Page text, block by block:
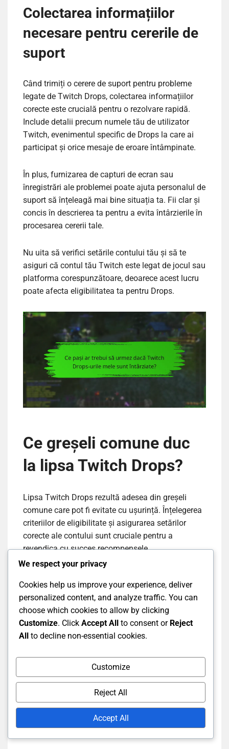
Colectarea informațiilor
necesare pentru cererile de
suport
Când trimiți o cerere de suport pentru probleme
legate de Twitch Drops, colectarea informațiilor
corecte este crucială pentru o rezolvare rapidă.
Include detalii precum numele tău de utilizator
Twitch, evenimentul specific de Drops la care ai
participat și orice mesaje de eroare întâmpinate.
În plus, furnizarea de capturi de ecran sau
înregistrări ale problemei poate ajuta personalul de
suport să înțeleagă mai bine situația ta. Fii clar și
concis în descrierea ta pentru a evita întârzierile în
procesarea cererii tale.
Nu uita să verifici setările contului tău și să te
asiguri că contul tău Twitch este legat de jocul sau
platforma corespunzătoare, deoarece acest lucru
poate afecta eligibilitatea ta pentru Drops.
Ce greșeli comune duc
la lipsa Twitch Drops?
Lipsa Twitch Drops rezultă adesea din greșeli
comune care pot fi evitate cu ușurință. Înțelegerea
criteriilor de eligibilitate și asigurarea setărilor
corecte ale contului sunt cruciale pentru a
revendica cu succes recompensele.
Neîndeplinirea criteriilor de
eligibilitate
Pentru a revendica Twitch Drops, spectatorii
eligibilitate stabilite de dezvoltatorii jocului și de
Twitch. Acest lucru include adesea vizionarea
stream-urilor desemnate pentru o anumită durată
și având jocul legat de contul lor Twitch.
Cerințele comune includ:
We respect your privacy
Cookies help us improve your experience, deliver
personalized content, and analyze traffic. You can
choose which cookies to allow by clicking
Customize. Click Accept All to consent or Reject
All to decline non-essential cookies.
Customize
Reject All
Accept All